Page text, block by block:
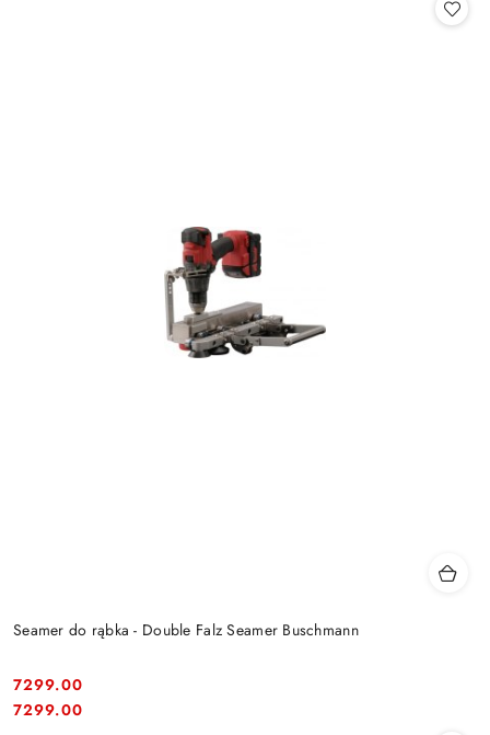
Seamer do rąbka - Double Falz Seamer Buschmann
Cena:
7299.00
Cena:
7299.00